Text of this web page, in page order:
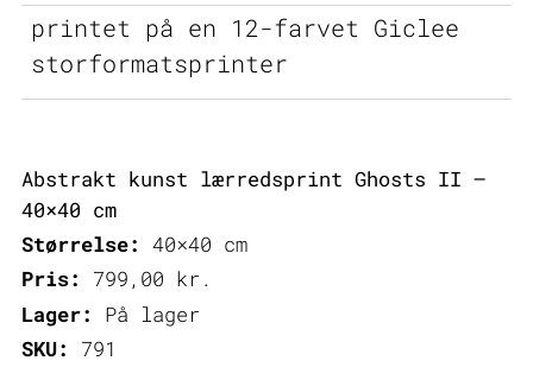
printet på en 12-farvet Giclee
storformatsprinter
Abstrakt kunst lærredsprint Ghosts II –
40×40 cm
Størrelse: 40×40 cm
Pris:
799,00 kr.
Lager:
På lager
SKU:
791